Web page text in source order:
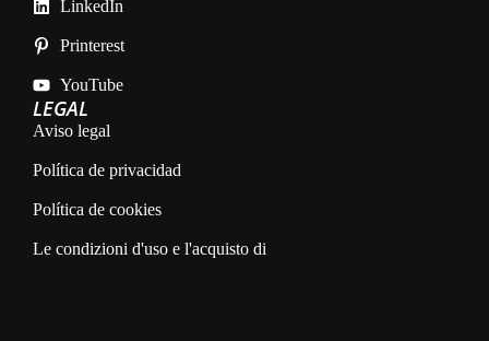
LEGAL
Aviso legal
Política de privacidad
Política de cookies
Le condizioni d'uso e l'acquisto di
LinkedIn
Printerest
YouTube